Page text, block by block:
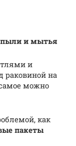
пыли и мытья
и
раковиной на
можно
как
пакеты